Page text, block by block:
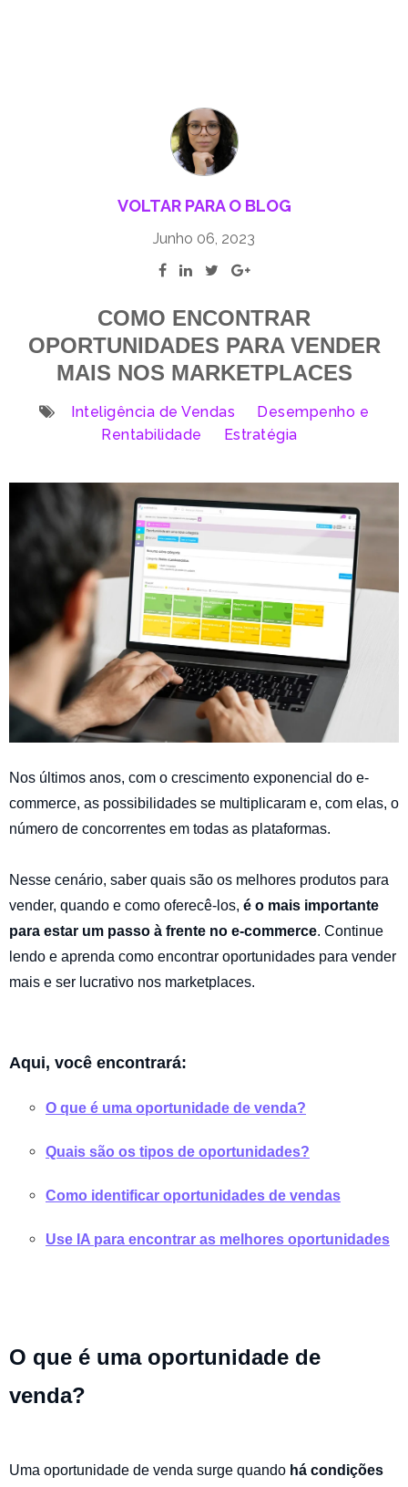
VOLTAR PARA O BLOG
Junho 06, 2023
COMO ENCONTRAR
OPORTUNIDADES PARA VENDER
MAIS NOS MARKETPLACES
Inteligência de Vendas
Desempenho e
Rentabilidade
Estratégia
Nos últimos anos, com o crescimento exponencial do e-
commerce, as possibilidades se multiplicaram e, com elas, o
número de concorrentes em todas as plataformas.
Nesse cenário, saber quais são os melhores produtos para
vender, quando e como oferecê-los, é o mais importante
para estar um passo à frente no e-commerce. Continue
lendo e aprenda como encontrar oportunidades para vender
mais e ser lucrativo nos marketplaces.
Aqui, você encontrará:
O que é uma oportunidade de venda?
Quais são os tipos de oportunidades?
Como identificar oportunidades de vendas
Use IA para encontrar as melhores oportunidades
O que é uma oportunidade de
venda?
Uma oportunidade de venda surge quando há condições